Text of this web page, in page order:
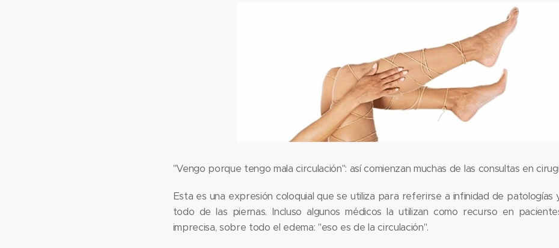
"Vengo porque tengo mala circulación": así comienzan muchas de las consultas en
Esta es una expresión coloquial que se utiliza para referirse a infinidad de patologías
todo de las piernas. Incluso algunos médicos la utilizan como recurso en
imprecisa, sobre todo el edema: "eso es de la circulación".